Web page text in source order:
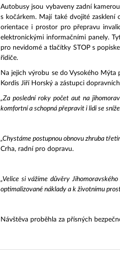
Autobusy jsou vybaveny zadní
s kočárkem. Mají také dvojité zasklení
orientace i prostor pro přepravu
elektronickými informačními panely.
pro nevidomé a tlačítky STOP s
řidiče.
Na jejich výrobu se do Vysokého
Kordis Jiří Horský a zástupci
„Za poslední roky počet aut na
komfortní a schopná přepravit i lidi se
„Chystáme postupnou obnovu zhruba
Crha, radní pro dopravu.
„Velice si vážíme důvěry
optimalizované náklady a k životnímu
Návštěva proběhla za přísných